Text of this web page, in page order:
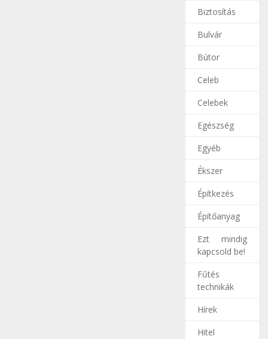
Biztosítás
Bulvár
Bútor
Celeb
Celebek
Egészség
Egyéb
Ékszer
Építkezés
Építőanyag
Ezt mindig
kapcsold be!
Fűtés
technikák
Hírek
Hitel